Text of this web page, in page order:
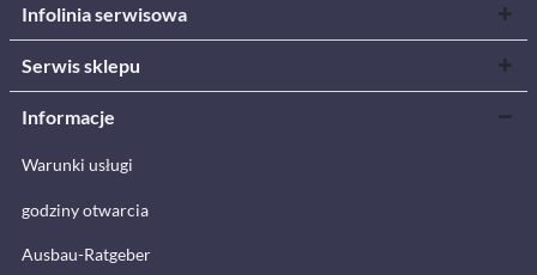
Infolinia serwisowa
Serwis sklepu
Informacje
Warunki usługi
godziny otwarcia
Ausbau-Ratgeber